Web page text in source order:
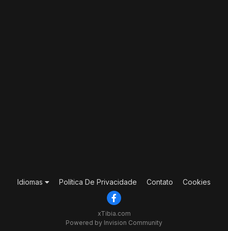
Idiomas Política De Privacidade Contato Cookies
xTibia.com
Powered by Invision Community